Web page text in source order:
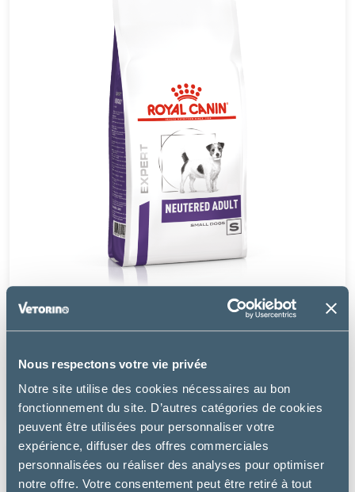
Nous respectons votre vie privée
Notre site utilise des cookies nécessaires au bon
fonctionnement du site. D’autres catégories de cookies
peuvent être utilisées pour personnaliser votre
expérience, diffuser des offres commerciales
personnalisées ou réaliser des analyses pour optimiser
notre offre. Votre consentement peut être retiré à tout
à partir de
11.99€